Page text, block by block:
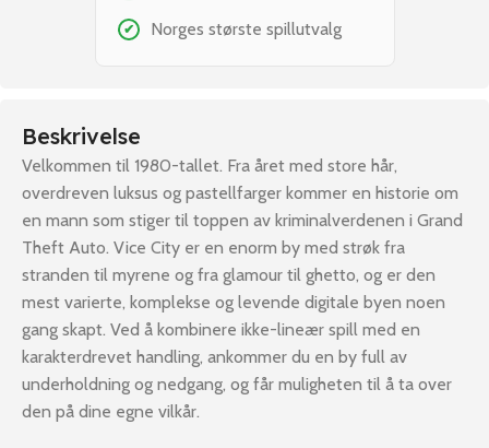
✔ Norges største spillutvalg
Beskrivelse
Velkommen til 1980-tallet. Fra året med store hår,
overdreven luksus og pastellfarger kommer en historie om
en mann som stiger til toppen av kriminalverdenen i Grand
Theft Auto. Vice City er en enorm by med strøk fra
stranden til myrene og fra glamour til ghetto, og er den
mest varierte, komplekse og levende digitale byen noen
gang skapt. Ved å kombinere ikke-lineær spill med en
karakterdrevet handling, ankommer du en by full av
underholdning og nedgang, og får muligheten til å ta over
den på dine egne vilkår.